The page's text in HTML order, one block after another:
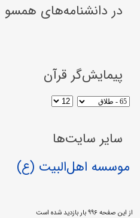
در دانشنامه‌های همسو
پیمایش‌گر قرآن
سایر سایت‌ها
موسسه اهل‌البیت (ع)
از این صفحه ۹۹۶ بار بازدید شده است